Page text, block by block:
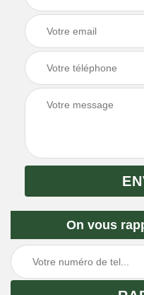
On vous